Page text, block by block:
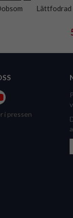
Lättfodrad
i pressen